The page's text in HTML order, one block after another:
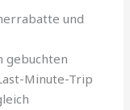
und
gebuchten
Minute-Trip